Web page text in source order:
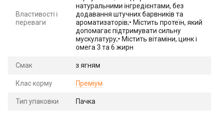
Властивості і
переваги
натуральними інгредієнтами, без
додавання штучних барвників та
ароматизаторів;• Містить протеїн, який
допомагає підтримувати сильну
мускулатуру;• Містить вітаміни, цинк і
омега 3 та 6 жирн
Смак з ягням
Клас корму Преміум
Тип упаковки Пачка